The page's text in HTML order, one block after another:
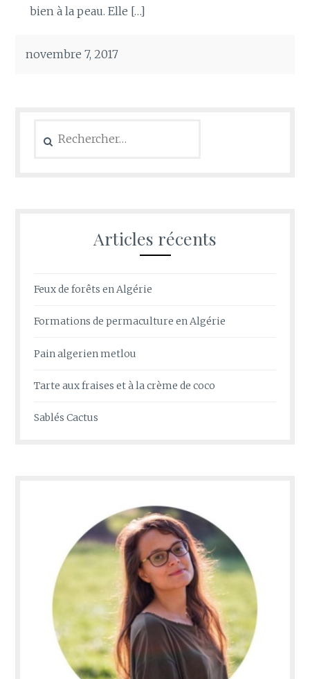
bien à la peau. Elle […]
novembre 7, 2017
Articles récents
Feux de forêts en Algérie
Formations de permaculture en Algérie
Pain algerien metlou
Tarte aux fraises et à la crème de coco
Sablés Cactus